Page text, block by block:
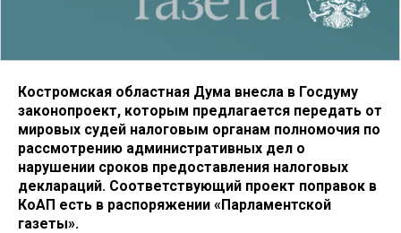
Костромская областная Дума внесла в Госдуму
законопроект, которым предлагается передать от
мировых судей налоговым органам полномочия по
рассмотрению административных дел о
нарушении сроков предоставления налоговых
деклараций. Соответствующий проект поправок в
КоАП есть в распоряжении «Парламентской
газеты».